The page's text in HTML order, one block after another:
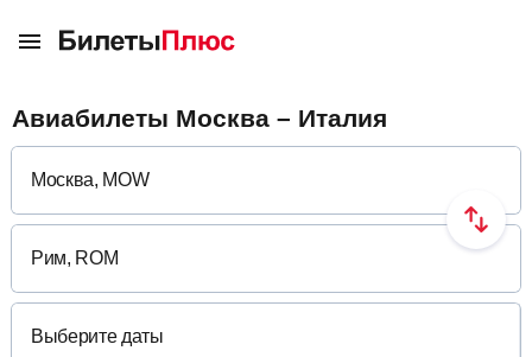
Авиабилеты Москва – Италия
Выберите даты